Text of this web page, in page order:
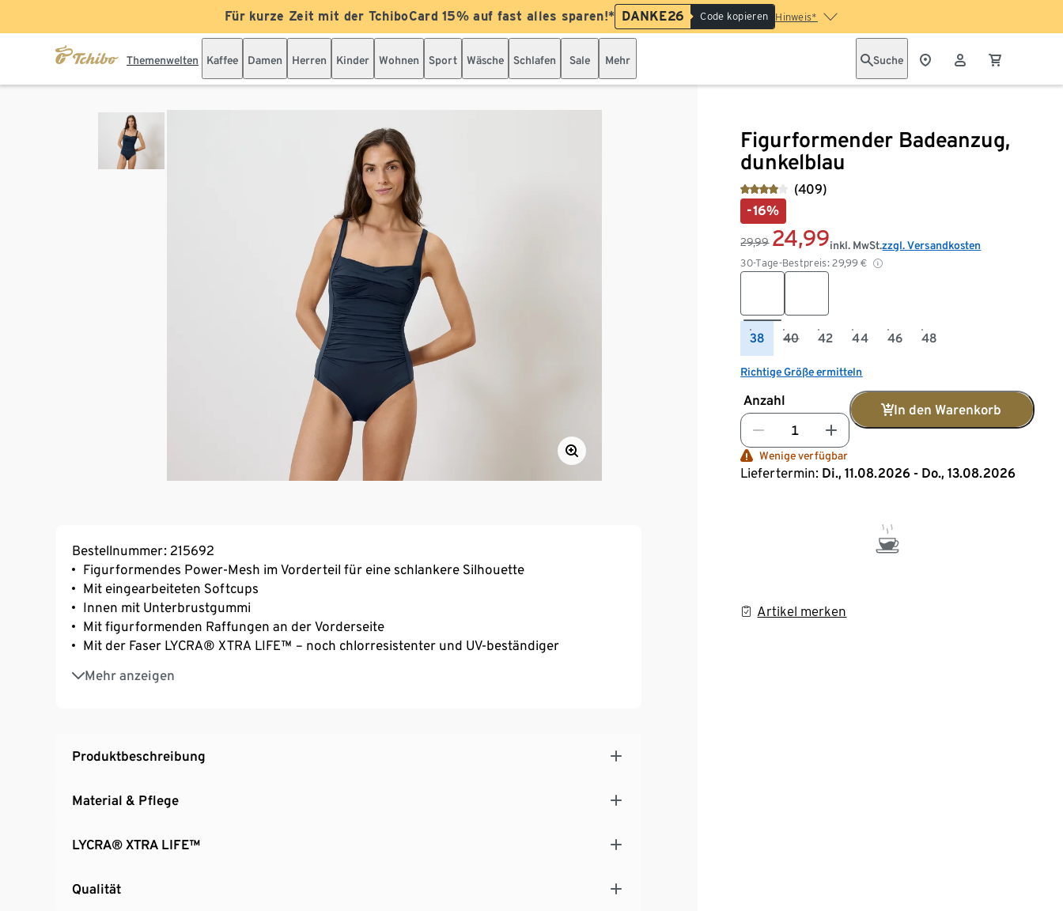
Für kurze Zeit mit der TchiboCard 15% auf fast alles sparen!* DANKE26 Code kopieren Hinweis*
Themenwelten Kaffee Damen Herren Kinder Wohnen Sport Wäsche Schlafen Sale Mehr Suche
Figurformender Badeanzug,
dunkelblau
(409)
-16%
29,99 24,99
30-Tage-Bestpreis: 29,99 €
inkl. MwSt.zzgl. Versandkosten
38 40 42 44 46 48
Richtige Größe ermitteln
Anzahl
In den Warenkorb
Wenige verfügbar
Liefertermin: Di., 11.08.2026 - Do., 13.08.2026
Artikel merken
Bestellnummer: 215692
Figurformendes Power-Mesh im Vorderteil für eine schlankere Silhouette
Mit eingearbeiteten Softcups
Innen mit Unterbrustgummi
Mit figurformenden Raffungen an der Vorderseite
Mit der Faser LYCRA® XTRA LIFE™ – noch chlorresistenter und UV-beständiger
Mehr anzeigen
Längenverstellbare Träger
Gr. 38 empfehlen wir 70–80 Cup B
Produktbeschreibung
Material & Pflege
LYCRA® XTRA LIFE™
Qualität